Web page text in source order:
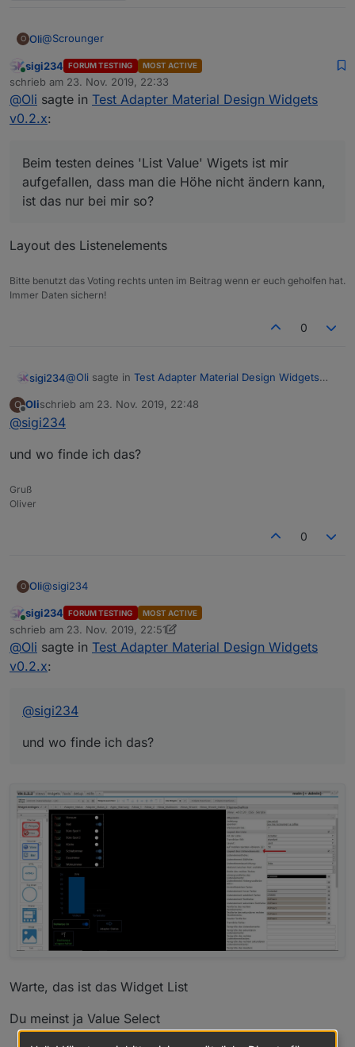
O Oli@Scrounger
sorry, aber ich habe mir deinen Link zig mal durchgelesen,
aber anscheinend reicht mein Horizont dafür nicht aus.
Wäre nett wenn du mir da etwas unter die Arme greifen
könntest.
Was müsste ich in der Option 'time formats of x-axis'
eingeben, damit ich zur Uhrzeit zusätzlich noch das Datum
so?
der Text zu lang ist?
Online
sigi234 FORUM TESTING MOST ACTIVE
schrieb am 23. Nov. 2019, 22:33
zuletzt editiert von
@Oli sagte in Test Adapter Material Design Widgets
v0.2.x:
Beim testen deines 'List Value' Wigets ist mir
aufgefallen, dass man die Höhe nicht ändern kann,
ist das nur bei mir so?
Layout des Listenelements
Bitte benutzt das Voting rechts unten im Beitrag wenn er euch geholfen hat.
Immer Daten sichern!
0
sigi234@Oli sagte in Test Adapter Material Design Widgets
kann, ist das nur bei mir so?
Layout des Listenelements
O
Offline
Olischrieb am 23. Nov. 2019, 22:48
zuletzt editiert von
@sigi234
und wo finde ich das?
Gruß
Oliver
0
O Oli@sigi234
und wo finde ich das?
Online
sigi234 FORUM TESTING MOST ACTIVE
schrieb am 23. Nov. 2019, 22:51
zuletzt editiert von sigi234
@Oli sagte in Test Adapter Material Design Widgets
v0.2.x:
@sigi234
und wo finde ich das?
Warte, das ist das Widget List
Du meinst ja Value Select